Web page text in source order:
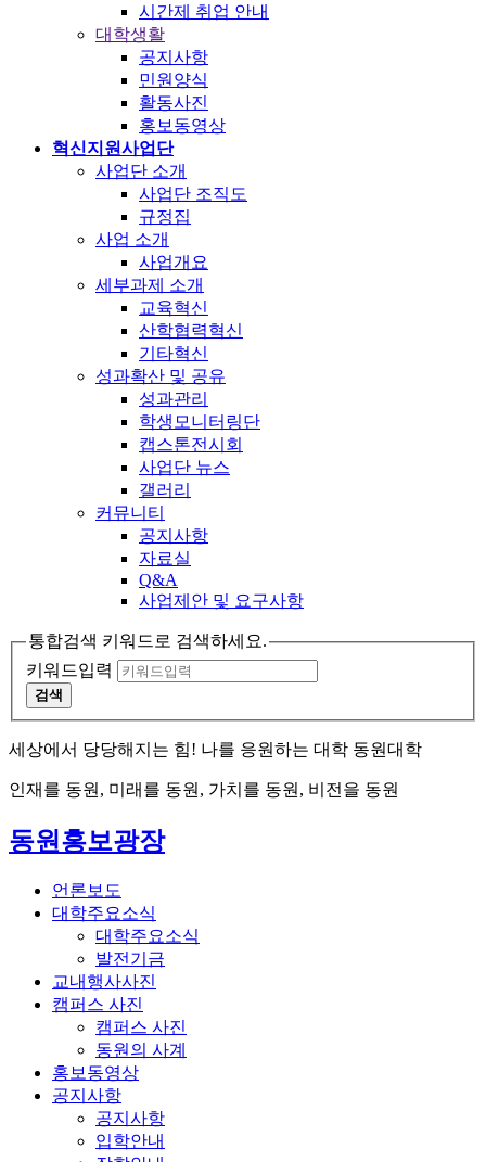
시간제 취업 안내
대학생활
공지사항
민원양식
활동사진
홍보동영상
혁신지원사업단
사업단 소개
사업단 조직도
규정집
사업 소개
사업개요
세부과제 소개
교육혁신
산학협력혁신
기타혁신
성과확산 및 공유
성과관리
학생모니터링단
캡스톤전시회
사업단 뉴스
갤러리
커뮤니티
공지사항
자료실
Q&A
사업제안 및 요구사항
통합검색 키워드로 검색하세요.
키워드입력
검색
세상에서 당당해지는 힘! 나를 응원하는 대학 동원대학
인재를 동원, 미래를 동원, 가치를 동원, 비전을 동원
동원홍보광장
언론보도
대학주요소식
대학주요소식
발전기금
교내행사사진
캠퍼스 사진
캠퍼스 사진
동원의 사계
홍보동영상
공지사항
공지사항
입학안내